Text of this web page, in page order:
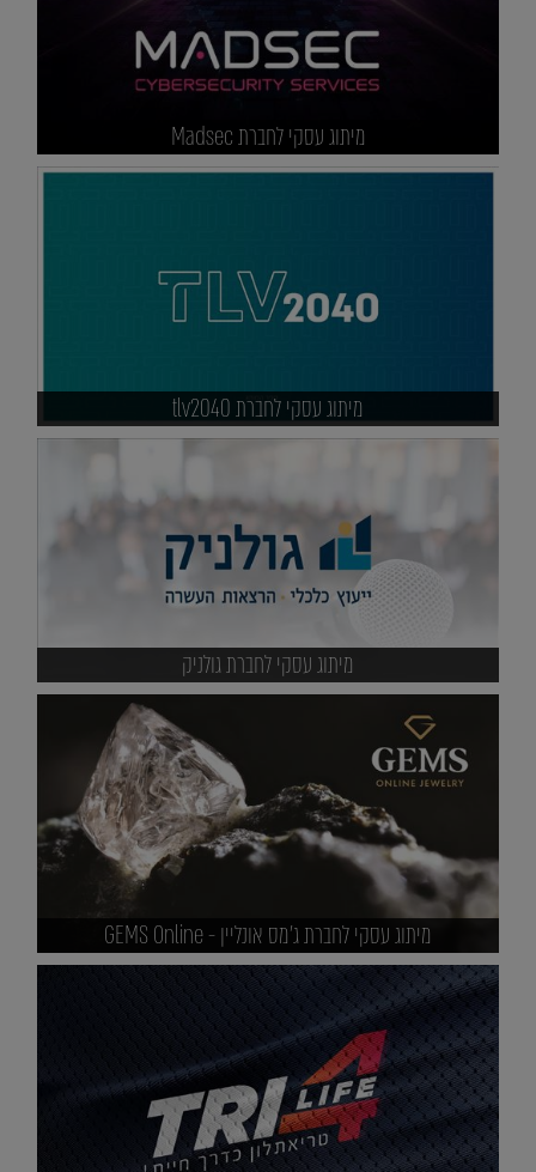
מיתוג עסקי לחברת Madsec
מיתוג עסקי לחברת tlv2040
מיתוג עסקי לחברת גולניק
מיתוג עסקי לחברת ג'מס אונליין - GEMS Online